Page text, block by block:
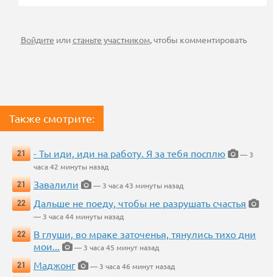
Войдите илистаньте участником, чтобы комментировать
Также смотрите:
21 - Ты иди, иди на работу. Я за тебя посплю
— 3
часа 42 минуты назад
21
Завалили
— 3 часа 43 минуты назад
22
Дальше не поеду, чтобы не разрушать счастья
— 3 часа 44 минуты назад
22
В глуши, во мраке заточенья, тянулись тихо дни
мои...
— 3 часа 45 минут назад
21
Маджонг
— 3 часа 46 минут назад